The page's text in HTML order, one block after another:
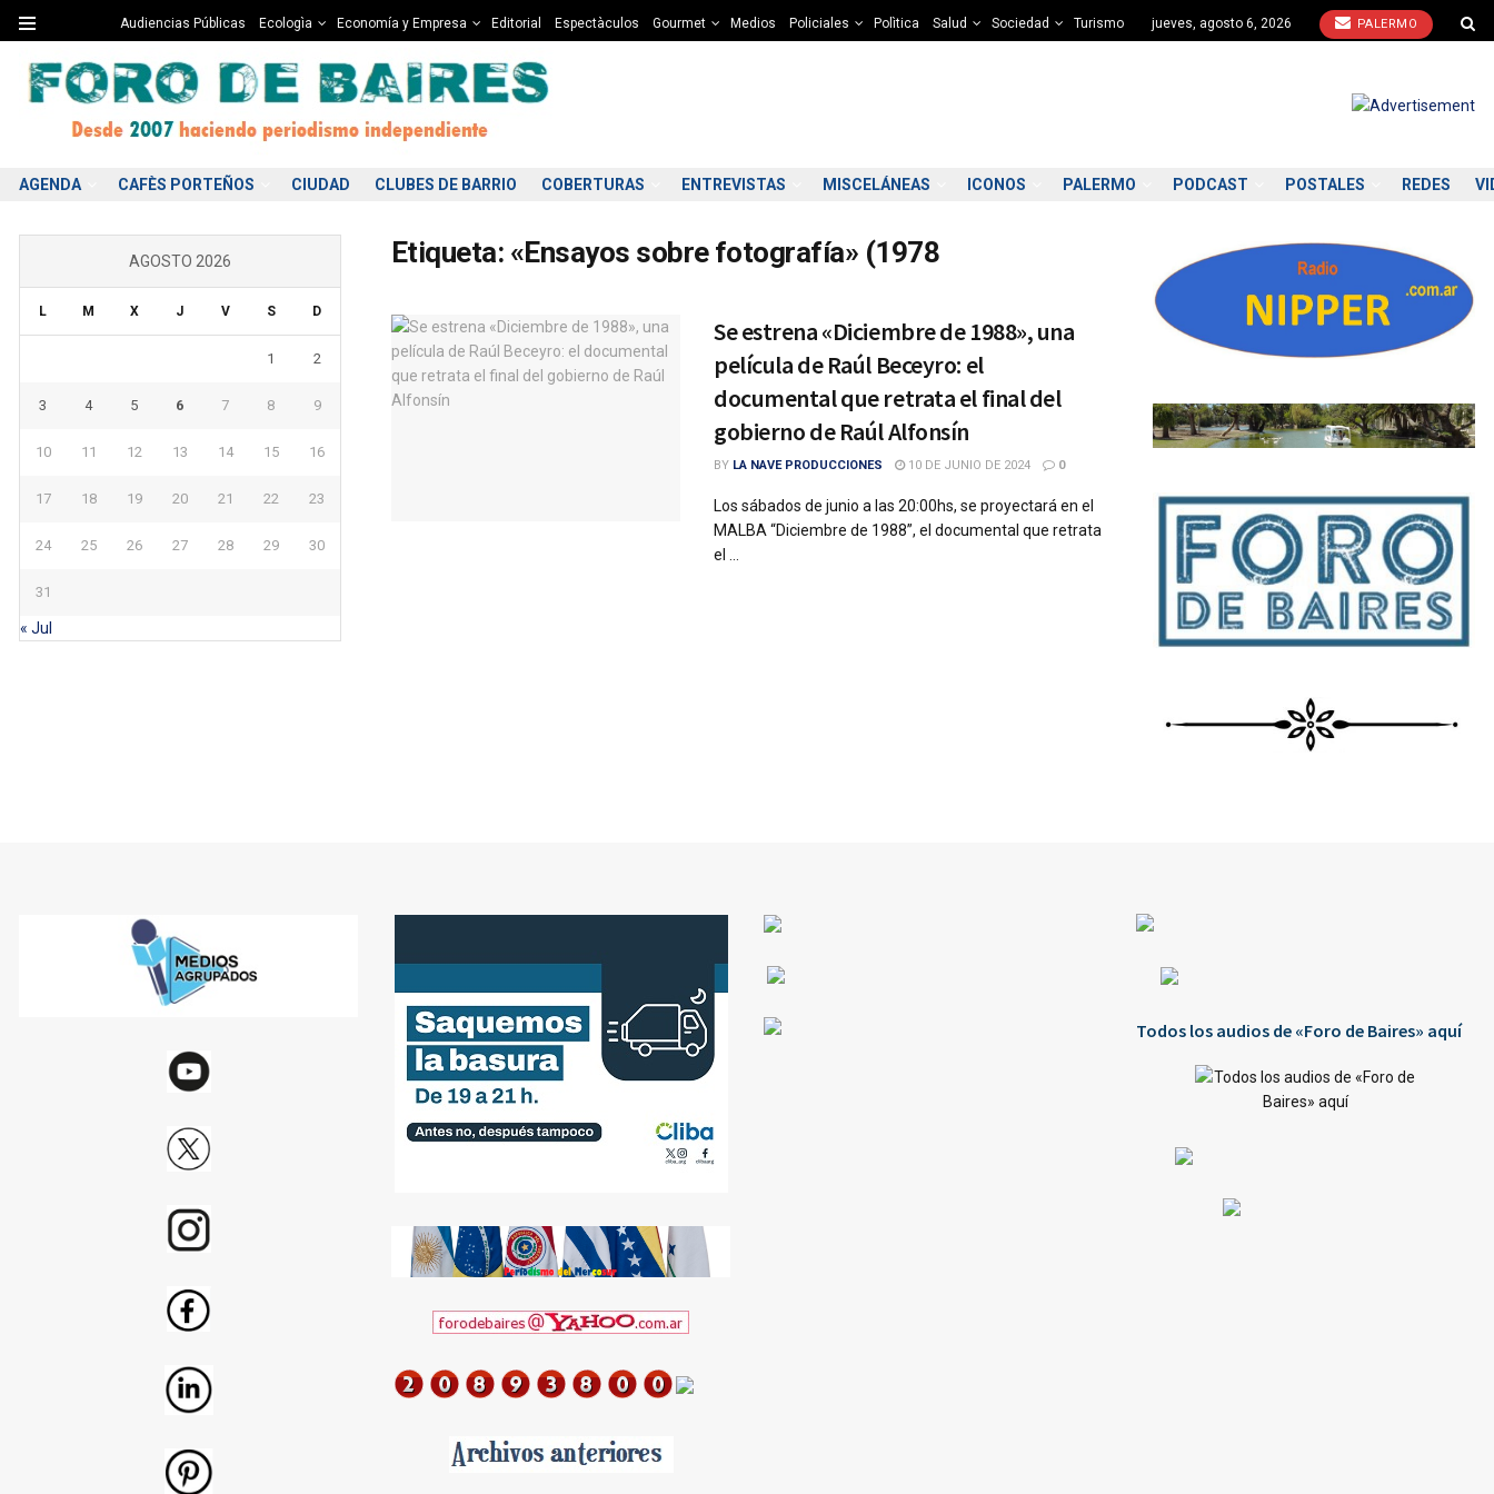
Audiencias Públicas Ecologìa Economía y Empresa Editorial Espectàculos Gourmet Medios Policiales Polìtica Salud Sociedad Turismo jueves, agosto 6, 2026 PALERMO
AGENDA CAFÈS PORTEÑOS CIUDAD CLUBES DE BARRIO COBERTURAS ENTREVISTAS MISCELÁNEAS ICONOS PALERMO PODCAST POSTALES REDES
Etiqueta: «Ensayos sobre fotografía» (1978
Se estrena «Diciembre de 1988», una
película de Raúl Beceyro: el
documental que retrata el final del
gobierno de Raúl Alfonsín
BY LA NAVE PRODUCCIONES 10 DE JUNIO DE 2024 0
Los sábados de junio a las 20:00hs, se proyectará en el
MALBA “Diciembre de 1988”, el documental que retrata
el ...
AGOSTO 2026
L M X J V S D
1 2
3 4 5 6 7 8 9
10 11 12 13 14 15 16
17 18 19 20 21 22 23
24 25 26 27 28 29 30
31
« Jul
Todos los audios de «Foro de Baires» aquí